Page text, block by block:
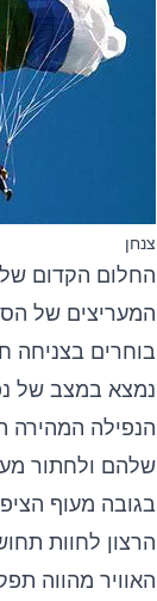
צנחן
החלום הקדום
המעריצים של
בוחרים בצניחה
הנפילה המהירה
שלהם ולחתור
בגובה מעוף
הרצון לחוות
האוויר מהווה